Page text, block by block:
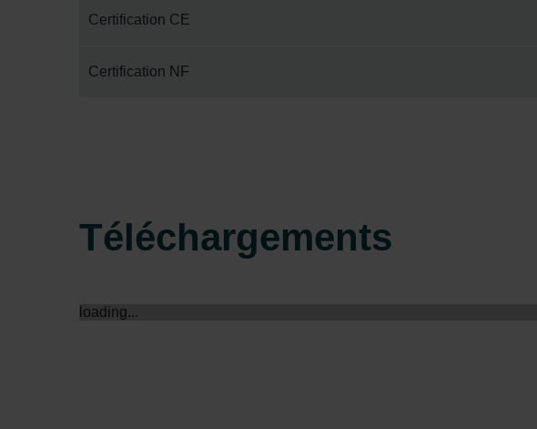
Certification CE
Certification NF
Téléchargements
loading...